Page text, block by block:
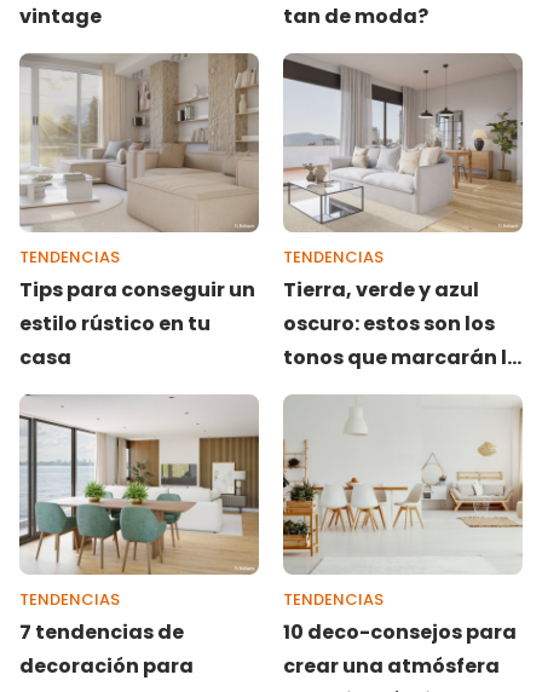
vintage
tan de moda?
TENDENCIAS
Tips para conseguir un
estilo rústico en tu
casa
TENDENCIAS
Tierra, verde y azul
oscuro: estos son los
tonos que marcarán la
decoración de salones
este 2025
TENDENCIAS
7 tendencias de
decoración para
TENDENCIAS
10 deco-consejos para
crear una atmósfera